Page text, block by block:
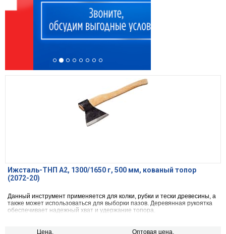
Ижсталь-ТНП А2, 1300/1650 г, 500 мм, кованый топор
(2072-20)
Данный инструмент применяется для колки, рубки и тески древесины, а
также может использоваться для выборки пазов. Деревянная рукоятка
обеспечивает надежный хват и удержание топора.
Цена, Оптовая цена,